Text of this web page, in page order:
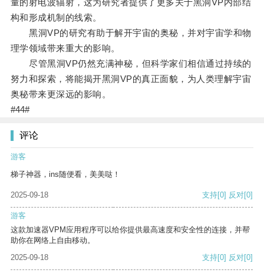
量的射电波辐射，这为研究者提供了更多关于黑洞VP内部结
构和形成机制的线索。
黑洞VP的研究有助于解开宇宙的奥秘，并对宇宙学和物
理学领域带来重大的影响。
尽管黑洞VP仍然充满神秘，但科学家们相信通过持续的
努力和探索，将能揭开黑洞VP的真正面貌，为人类理解宇宙
奥秘带来更深远的影响。
#44#
评论
游客
梯子神器，ins随便看，美美哒！
2025-09-18 支持[0] 反对[0]
游客
这款加速器VPM应用程序可以给你提供最高速度和安全性的连接，并帮
助你在网络上自由移动。
2025-09-18
支持[0] 反对[0]